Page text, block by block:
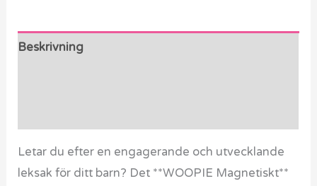
Beskrivning
Letar du efter en engagerande och utvecklande
leksak för ditt barn? Det **WOOPIE Magnetiskt**